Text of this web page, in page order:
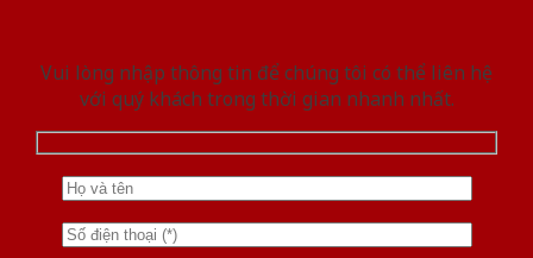
Vui lòng nhập thông tin để chúng tôi có thể liên hệ
với quý khách trong thời gian nhanh nhất.